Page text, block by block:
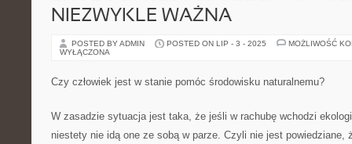
NIEZWYKLE WAŻNA
POSTED BY ADMIN POSTED ON LIP - 3 - 2025
MOŻLIWOŚĆ
WYŁĄCZONA
Czy człowiek jest w stanie pomóc środowisku naturalnemu?
W zasadzie sytuacja jest taka, że jeśli w rachubę wchodzi
niestety nie idą one ze sobą w parze. Czyli nie jest powiedziane,